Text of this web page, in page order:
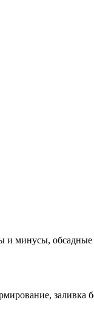
и минусы,
заливка